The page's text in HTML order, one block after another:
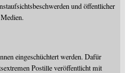
und öffentlicher
eingeschüchtert werden. Dafür
Postille veröffentlicht mit